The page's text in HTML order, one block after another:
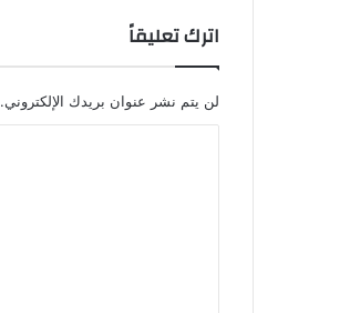
اترك تعليقاً
لن يتم نشر عنوان بريدك الإلكتروني.